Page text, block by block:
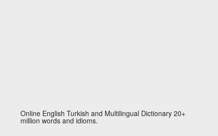
Online English Turkish and Multilingual Dictionary 20+
million words and idioms.